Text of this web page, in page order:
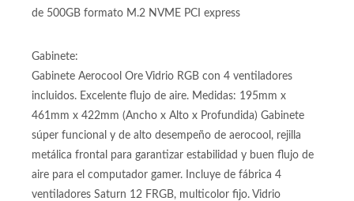
de 500GB formato M.2 NVME PCI express
Gabinete:
Gabinete Aerocool Ore Vidrio RGB con 4 ventiladores
incluidos. Excelente flujo de aire. Medidas: 195mm x
461mm x 422mm (Ancho x Alto x Profundida) Gabinete
súper funcional y de alto desempeño de aerocool, rejilla
metálica frontal para garantizar estabilidad y buen flujo de
aire para el computador gamer. Incluye de fábrica 4
ventiladores Saturn 12 FRGB, multicolor fijo. Vidrio